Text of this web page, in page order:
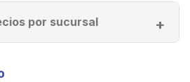
por sucursal